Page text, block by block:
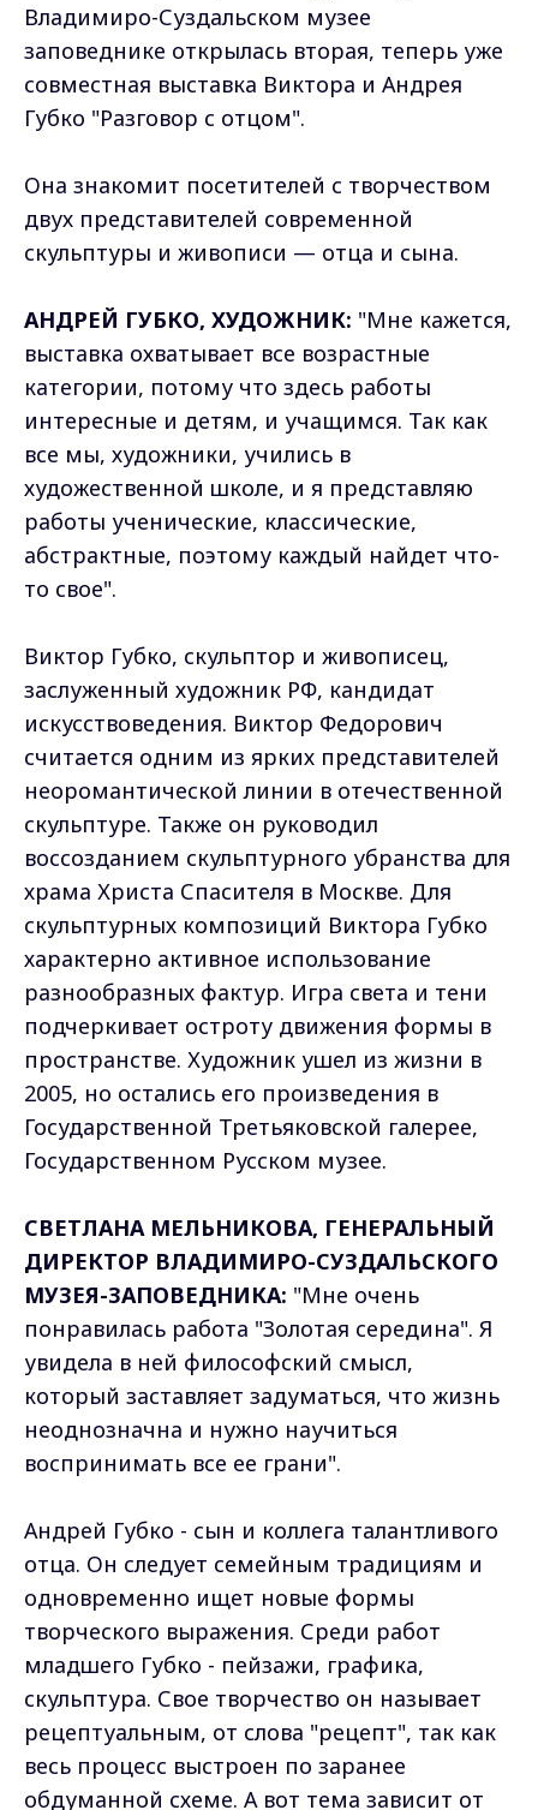
Владимиро-Суздальском музее
заповеднике открылась вторая, теперь уже
совместная выставка Виктора и Андрея
Губко "Разговор с отцом".
Она знакомит посетителей с творчеством
двух представителей современной
скульптуры и живописи — отца и сына.
АНДРЕЙ ГУБКО, ХУДОЖНИК: "Мне кажется,
выставка охватывает все возрастные
категории, потому что здесь работы
интересные и детям, и учащимся. Так как
все мы, художники, учились в
художественной школе, и я представляю
работы ученические, классические,
абстрактные, поэтому каждый найдет что-
то свое".
Виктор Губко, скульптор и живописец,
заслуженный художник РФ, кандидат
искусствоведения. Виктор Федорович
считается одним из ярких представителей
неоромантической линии в отечественной
скульптуре. Также он руководил
воссозданием скульптурного убранства для
храма Христа Спасителя в Москве. Для
скульптурных композиций Виктора Губко
характерно активное использование
разнообразных фактур. Игра света и тени
подчеркивает остроту движения формы в
пространстве. Художник ушел из жизни в
2005, но остались его произведения в
Государственной Третьяковской галерее,
Государственном Русском музее.
СВЕТЛАНА МЕЛЬНИКОВА, ГЕНЕРАЛЬНЫЙ
ДИРЕКТОР ВЛАДИМИРО-СУЗДАЛЬСКОГО
МУЗЕЯ-ЗАПОВЕДНИКА: "Мне очень
понравилась работа "Золотая середина". Я
увидела в ней философский смысл,
который заставляет задуматься, что жизнь
неоднозначна и нужно научиться
воспринимать все ее грани".
Андрей Губко - сын и коллега талантливого
отца. Он следует семейным традициям и
одновременно ищет новые формы
творческого выражения. Среди работ
младшего Губко - пейзажи, графика,
скульптура. Свое творчество он называет
рецептуальным, от слова "рецепт", так как
весь процесс выстроен по заранее
обдуманной схеме. А вот тема зависит от